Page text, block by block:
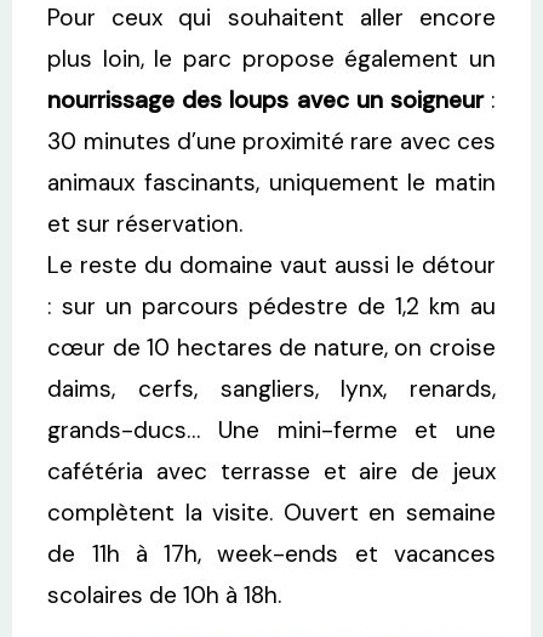
Pour ceux qui souhaitent aller encore
plus loin, le parc propose également un
nourrissage des loups avec un soigneur:
30 minutes d’une proximité rare avec ces
animaux fascinants, uniquement le matin
et sur réservation.
Le reste du domaine vaut aussi le détour
: sur un parcours pédestre de 1,2 km au
cœur de 10 hectares de nature, on croise
daims, cerfs, sangliers, lynx, renards,
grands-ducs… Une mini-ferme et une
cafétéria avec terrasse et aire de jeux
complètent la visite. Ouvert en semaine
de 11h à 17h, week-ends et vacances
scolaires de 10h à 18h.